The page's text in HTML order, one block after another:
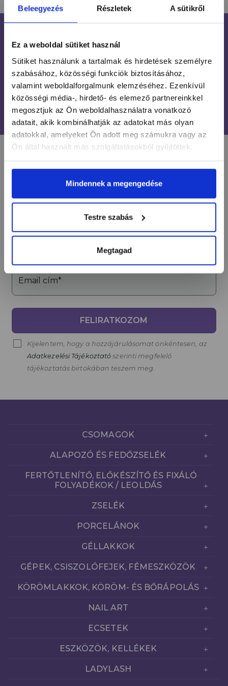
Beleegyezés Részletek A sütikről
Ez a weboldal sütiket használ
Sütiket használunk a tartalmak és hirdetések személyre
szabásához, közösségi funkciók biztosításához,
valamint weboldalforgalmunk elemzéséhez. Ezenkívül
közösségi média-, hirdető- és elemező partnereinkkel
megosztjuk az Ön weboldalhasználatra vonatkozó
adatait, akik kombinálhatják az adatokat más olyan
adatokkal, amelyeket Ön adott meg számukra vagy az
Ön által használt más szolgáltatásokból gyűjtöttek.
Mindennek a megengedése
Testre szabás
Megtagad
24 990 FT FELETT
7-15H TELEFONON, EMAILBEN
100% BIZTONSÁGOS
ONLINE VÁSÁRLÁS
LÉGY NAPRAKÉSZ
Értesülj egy pillantás alatt a legújabb körmös
Név*
Email cím*
FELIRATKOZOM
Kijelentem, hogy a hozzájárulásomat önkéntesen, az
Adatkezelési Tájékoztató szerinti megfelelő
tájékoztatás birtokában teszem meg.
CSOMAGOK
ALAPOZÓ ÉS FEDŐZSELÉK
FERTŐTLENÍTŐ, ELŐKÉSZÍTŐ ÉS FIXÁLÓ
FOLYADÉKOK / LEOLDÁS
ZSELÉK
PORCELÁNOK
GÉLLAKKOK
GÉPEK, CSISZOLÓFEJEK, FÉMESZKÖZÖK
KÖRÖMLAKKOK, KÖRÖM- ÉS BŐRÁPOLÁS
NAIL ART
ECSETEK
ESZKÖZÖK, KELLÉKEK
LADYLASH